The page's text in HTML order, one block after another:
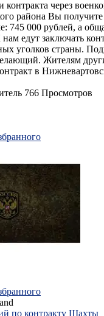
через
района Вы
745 000 рублей, а
едут заключать
уголков страны.
Жителям
в
766 Просмотров
по контракту Шахты